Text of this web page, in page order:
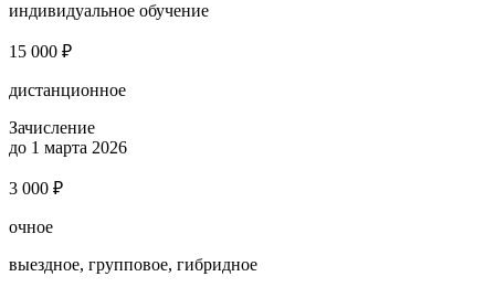
индивидуальное обучение
15 000 ₽
дистанционное
Зачисление
до 1 марта 2026
3 000 ₽
очное
выездное, групповое, гибридное